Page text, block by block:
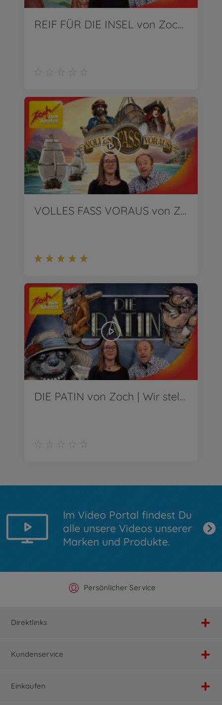
REIF FÜR DIE INSEL von Zoch | Wir stellen vor!
VOLLES FASS VORAUS von Zoch | Wir stellen vor!
DIE PATIN von Zoch | Wir stellen vor!
Im Video Portal findest Du
alle unsere Videos unserer
Marken und Produkte.
Offizieller Hersteller Shop
Persönlicher Service
Versandkostenfrei ab 25€
Schnelle Lieferung
Direktlinks
Kundenservice
Einkaufen